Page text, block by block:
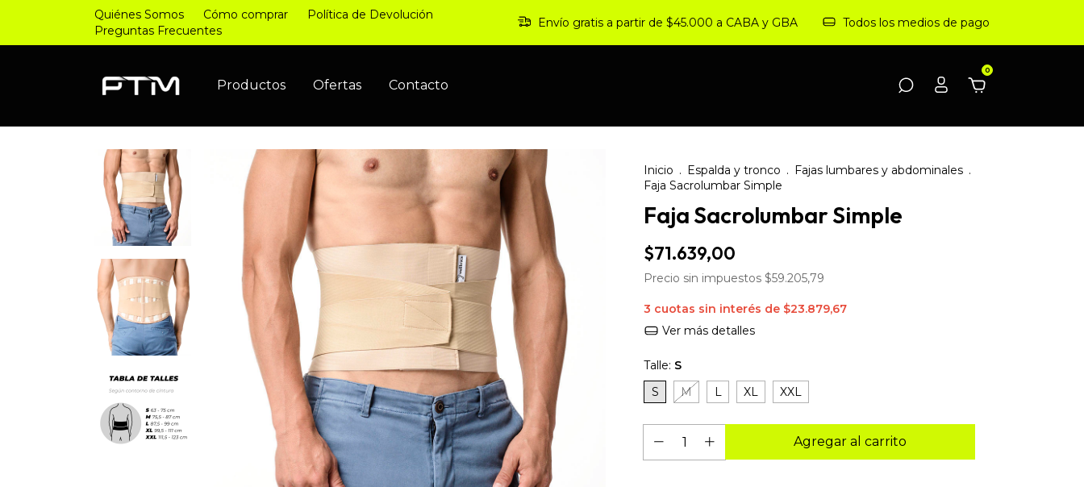
Quiénes Somos Cómo comprar
Política de Devolución
Preguntas Frecuentes
Envío gratis a partir de $45.000 a CABA y GBA Todos los medios de pago
Productos Ofertas Contacto
0
Inicio . Espalda y tronco . Fajas lumbares y abdominales .
Faja Sacrolumbar Simple
Faja Sacrolumbar Simple
$71.639,00
Precio sin impuestos $59.205,79
3 cuotas sin interés de $23.879,67
Ver más detalles
Talle: S
S
M L XL XXL